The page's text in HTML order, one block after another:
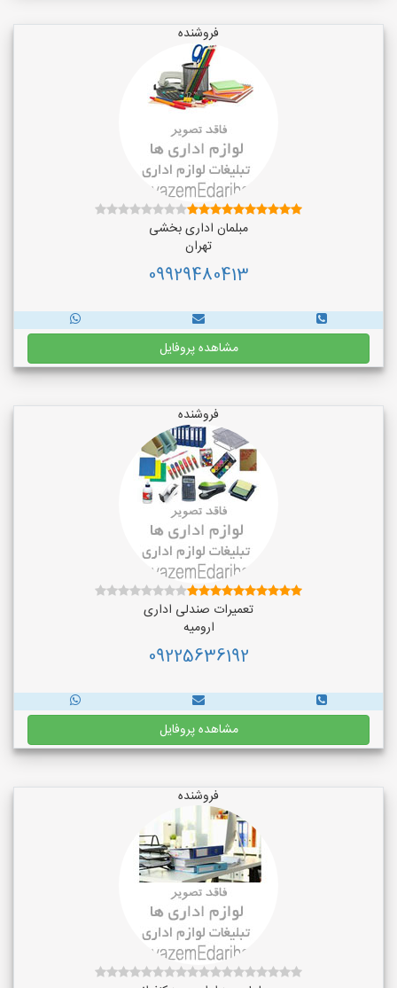
فروشنده
مبلمان اداری بخشی
تهران
09929480413
مشاهده پروفایل
فروشنده
تعمیرات صندلی اداری
ارومیه
09225636192
مشاهده پروفایل
فروشنده